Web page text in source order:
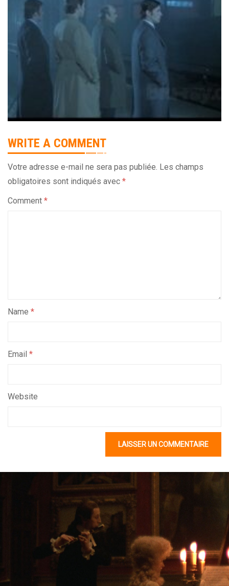
WRITE A COMMENT
Votre adresse e-mail ne sera pas publiée. Les champs
obligatoires sont indiqués avec *
Comment *
Name *
Email *
Website